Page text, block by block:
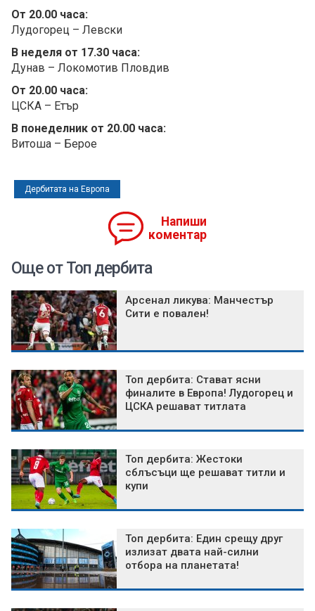
От 20.00 часа:
Лудогорец – Левски
В неделя от 17.30 часа:
Дунав – Локомотив Пловдив
От 20.00 часа:
ЦСКА – Етър
В понеделник от 20.00 часа:
Витоша – Берое
Дербитата на Европа
Напиши
коментар
Още от Топ дербита
Арсенал ликува: Манчестър
Сити е повален!
Топ дербита: Стават ясни
финалите в Европа! Лудогорец и
ЦСКА решават титлата
Топ дербита: Жестоки
сблъсъци ще решават титли и
купи
Топ дербита: Един срещу друг
излизат двата най-силни
отбора на планетата!